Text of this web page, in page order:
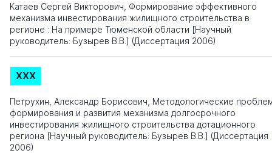
Катаев Сергей Викторович, Формирование эффективного
механизма инвестирования жилищного строительства в
регионе : На примере Тюменской области [Научный
руководитель: Бузырев В.В.] (Диссертация 2006)
XXX
Петрухин, Александр Борисович, Методологические
формирования и развития механизма долгосрочного
инвестирования жилищного строительства дотационного
региона [Научный руководитель: Бузырев В.В.] (Диссертация
2006)